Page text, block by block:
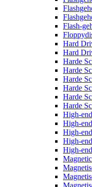
Flash-
Hard
Hard
Harde
Harde
Harde
Harde
Harde
Harde
High-
High-
High-
High-
High-